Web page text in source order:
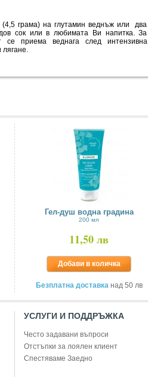
грама) на глутамин веднъж или два
сок или в любимата Ви напитка. За
се приема веднага след интензивна
лягане.
Гел-душ водна градина
200 мл
11,50 лв
Добави в количка
Безплатна доставка над 50 лв
УСЛУГИ И ПОДДРЪЖКА
Често задавани въпроси
Отстъпки за лоялен клиент
Спестяваме Заедно